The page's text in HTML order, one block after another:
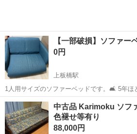
【一部破損】ソファー
0円
上板橋駅
1人用サイズのソファーベッドです。🛋️ 5年ほど
意：普通に使えるのですが、 右側一部壊れて
ます💦 ご了承いただける方にお譲りできた
東京 練馬区 上板橋駅
中古品 Karimoku ソフ
色褪せ等有り
88,000円